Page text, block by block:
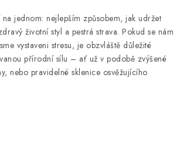
jednom: nejlepším způsobem, jak udržet
životní styl a pestrá strava. Pokud se nám
vystaveni stresu, je obzvláště důležité
přírodní sílu – ať už v podobě zvýšené
nebo pravidelné sklenice osvěžujícího